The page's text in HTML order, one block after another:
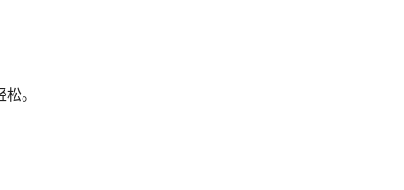
。